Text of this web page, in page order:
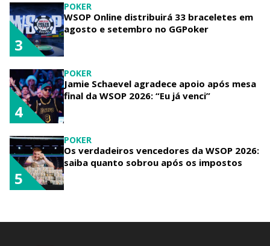
POKER
WSOP Online distribuirá 33 braceletes em
agosto e setembro no GGPoker
3
POKER
Jamie Schaevel agradece apoio após mesa
final da WSOP 2026: “Eu já venci”
4
POKER
Os verdadeiros vencedores da WSOP 2026:
saiba quanto sobrou após os impostos
5